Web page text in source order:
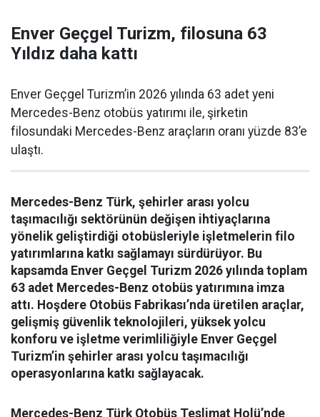
Enver Geçgel Turizm, filosuna 63
Yıldız daha kattı
Enver Geçgel Turizm’in 2026 yılında 63 adet yeni
Mercedes-Benz otobüs yatırımı ile, şirketin
filosundaki Mercedes-Benz araçların oranı yüzde 83’e
ulaştı.
Mercedes-Benz Türk, şehirler arası yolcu
taşımacılığı sektörünün değişen ihtiyaçlarına
yönelik geliştirdiği otobüsleriyle işletmelerin filo
yatırımlarına katkı sağlamayı sürdürüyor. Bu
kapsamda Enver Geçgel Turizm 2026 yılında toplam
63 adet Mercedes-Benz otobüs yatırımına imza
attı. Hoşdere Otobüs Fabrikası’nda üretilen araçlar,
gelişmiş güvenlik teknolojileri, yüksek yolcu
konforu ve işletme verimliliğiyle Enver Geçgel
Turizm’in şehirler arası yolcu taşımacılığı
operasyonlarına katkı sağlayacak.
Mercedes-Benz Türk Otobüs Teslimat Holü’nde